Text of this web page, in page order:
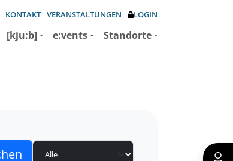
KONTAKT VERANSTALTUNGEN LOGIN
[kju:b] e:vents Standorte